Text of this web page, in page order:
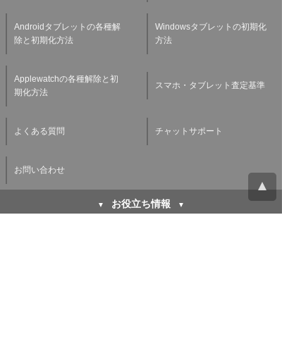
Androidタブレットの各種解
除と初期化方法
Windowsタブレットの初期化
方法
Applewatchの各種解除と初
期化方法
スマホ・タブレット査定基準
よくある質問 チャットサポート
お問い合わせ
お役立ち情報